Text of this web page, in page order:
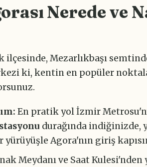
Nerede ve
Mezarlıkbaşı
ki, kentin en popüler
En pratik yol İzmir
durağında indiğinizde,
yürüyüşle Agora'nın giriş
Meydanı ve Saat Kulesi'nden